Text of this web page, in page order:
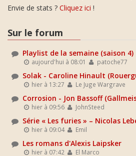
Envie de stats ? Cliquez ici !
Sur le forum
Playlist de la semaine (saison 4)
aujourd'hui à 08:01 patoche77
Solak - Caroline Hinault
hier à 13:27 Le Juge Wargrave
Corrosion - Jon Bassoff
hier à 09:56 JohnSteed
Série « Les furies » – Nicolas
hier à 09:04 Emil
Les romans d'Alexis Laipsker
hier à 07:42 El Marco